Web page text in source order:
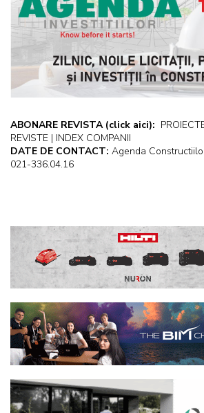
ABONARE REVISTA (click aici):
REVISTE | INDEX COMPANII
DATE DE CONTACT: Agenda
021-336.04.16